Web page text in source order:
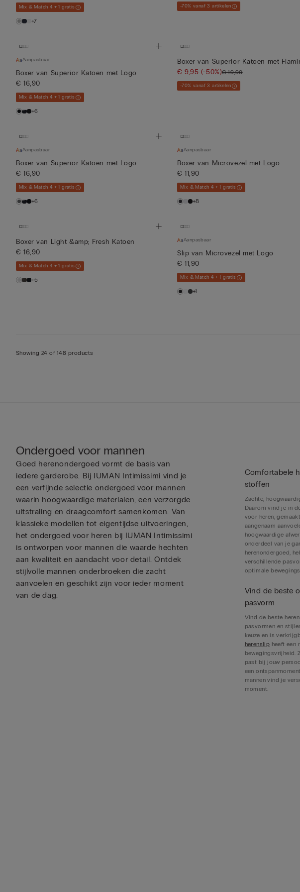
Mix & Match 4 + 1 gratis
+7
-70% vanaf 3 artikelen
Aanpasbaar
Boxer van Superior Katoen met Logo
€ 16,90
Mix & Match 4 + 1 gratis
+6
Boxer van Superior Katoen met
€ 9,95 (-50%)€ 19,90
-70% vanaf 3 artikelen
Aanpasbaar
Boxer van Superior Katoen met Logo
€ 16,90
Mix & Match 4 + 1 gratis
+6
Aanpasbaar
Boxer van Microvezel met Logo
€ 11,90
Mix & Match 4 + 1 gratis
+8
Boxer van Light &amp; Fresh Katoen
€ 16,90
Mix & Match 4 + 1 gratis
+5
Aanpasbaar
Slip van Microvezel met Logo
€ 11,90
Mix & Match 4 + 1 gratis
+1
Showing 24 of 148 products
Ondergoed voor mannen
Goed herenondergoed vormt de basis van
iedere garderobe. Bij IUMAN Intimissimi vind je
een verfijnde selectie ondergoed voor mannen
waarin hoogwaardige materialen, een verzorgde
uitstraling en draagcomfort samenkomen. Van
klassieke modellen tot eigentijdse uitvoeringen,
het ondergoed voor heren bij IUMAN Intimissimi
is ontworpen voor mannen die waarde hechten
aan kwaliteit en aandacht voor detail. Ontdek
stijlvolle mannen onderbroeken die zacht
aanvoelen en geschikt zijn voor ieder moment
van de dag.
Comfortabele
stoffen
Zachte,
Daarom vind je in
voor heren,
aangenaam
hoogwaardige
onderdeel van je
herenondergoed,
verschillende
optimale
Vind de beste
pasvorm
Vind de beste
pasvormen en
keuze en is
herenslip heeft een
bewegingsvrijheid.
past bij jouw
een
mannen vind je
moment.